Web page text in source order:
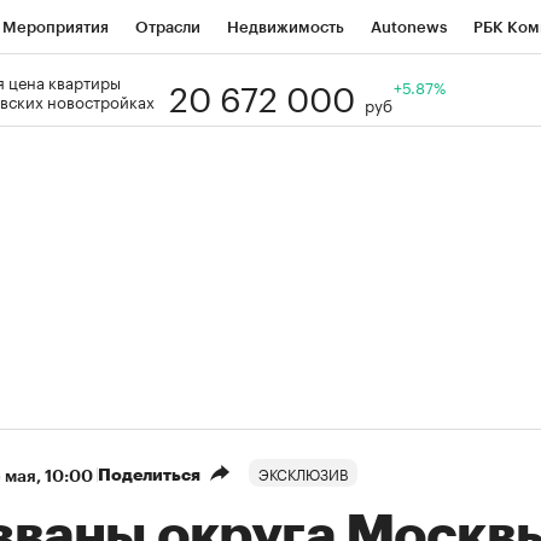
Мероприятия Отрасли Недвижимость Autonews РБК
Визионеры
цена квартиры
новостройках
20 672 000 руб
+5.87%
мая, 10:00 Поделиться ЭКСКЛЮЗИВ